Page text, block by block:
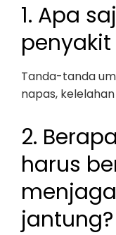
1. Apa
Tanda-tanda
napas,
2.
harus
jantung?